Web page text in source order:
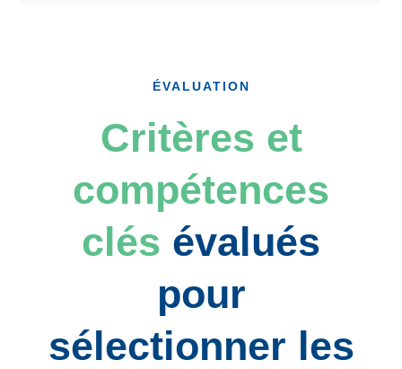
ÉVALUATION
Critères et
compétences
clés évalués
pour
sélectionner les